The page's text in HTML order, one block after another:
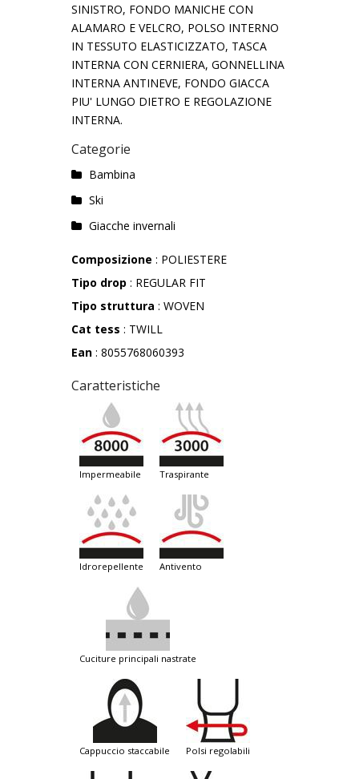
SINISTRO, FONDO MANICHE CON
ALAMARO E VELCRO, POLSO INTERNO
IN TESSUTO ELASTICIZZATO, TASCA
INTERNA CON CERNIERA, GONNELLINA
INTERNA ANTINEVE, FONDO GIACCA
PIU' LUNGO DIETRO E REGOLAZIONE
INTERNA.
Categorie
Bambina
Ski
Giacche invernali
Composizione : POLIESTERE
Tipo drop : REGULAR FIT
Tipo struttura : WOVEN
Cat tess : TWILL
Ean : 8055768060393
Caratteristiche
impermeabile traspirante
idrorepellente antivento
cuciture principali nastrate
cappuccio staccabile polsi regolabili